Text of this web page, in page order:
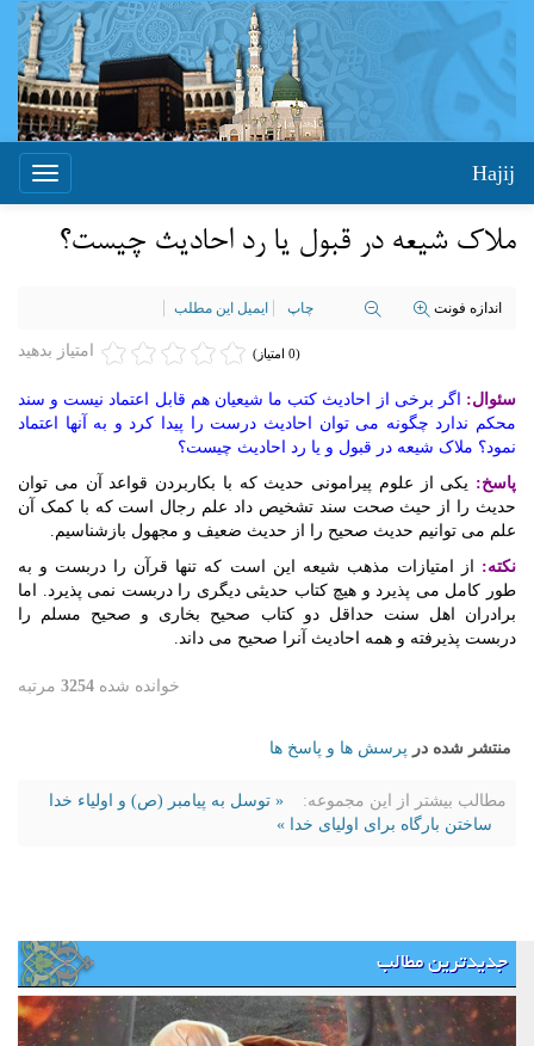
Toggle
Hajij
ملاک شیعه در قبول يا رد احادیث چیست؟
اندازه فونت چاپ ایمیل این مطلب
امتیاز بدهید (0 امتیاز)
سئوال: اگر برخی از احادیث کتب ما شیعیان هم قابل اعتماد نیست و سند
محکم ندارد چگونه می توان احادیث درست را پیدا کرد و به آنها اعتماد
نمود؟ ملاک شیعه در قبول و يا رد احادیث چیست؟
پاسخ: یکی از علوم پیرامونی حدیث که با بکاربردن قواعد آن می توان
حدیث را از حیث صحت سند تشخیص داد علم رجال است که با کمک آن
علم می توانیم حدیث صحیح را از حدیث ضعیف و مجهول بازشناسیم.
نکته: از امتیازات مذهب شیعه این است که تنها قرآن را دربست و به
طور کامل می پذیرد و هیچ کتاب حدیثی دیگری را دربست نمی پذیرد. اما
برادران اهل سنت حداقل دو کتاب صحیح بخاری و صحیح مسلم را
دربست پذیرفته و همه احادیث آنرا صحیح می داند.
خوانده شده 3254 مرتبه
منتشر شده در پرسش ها و پاسخ ها
مطالب بیشتر از این مجموعه:
« توسل به پیامبر (ص) و اولیاء خدا
ساختن بارگاه براى اولياى خدا »
جدیدترین مطالب